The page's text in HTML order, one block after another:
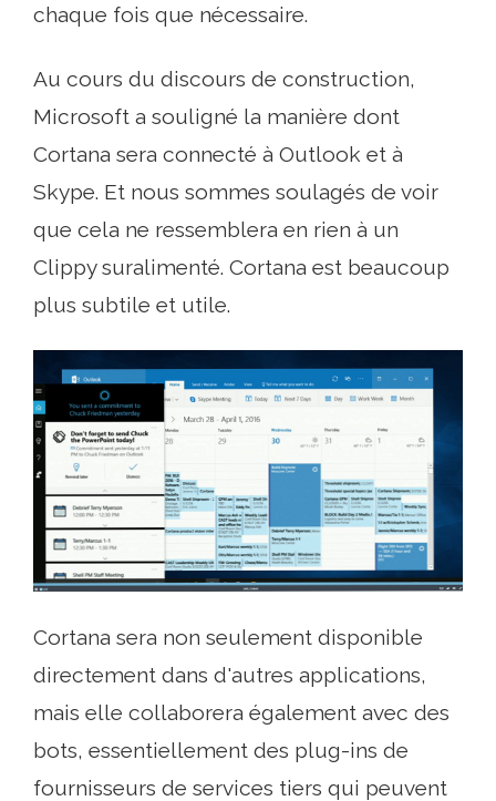
chaque fois que nécessaire.
Au cours du discours de construction,
Microsoft a souligné la manière dont
Cortana sera connecté à Outlook et à
Skype. Et nous sommes soulagés de voir
que cela ne ressemblera en rien à un
Clippy suralimenté. Cortana est beaucoup
plus subtile et utile.
Cortana sera non seulement disponible
directement dans d'autres applications,
mais elle collaborera également avec des
bots, essentiellement des plug-ins de
fournisseurs de services tiers qui peuvent